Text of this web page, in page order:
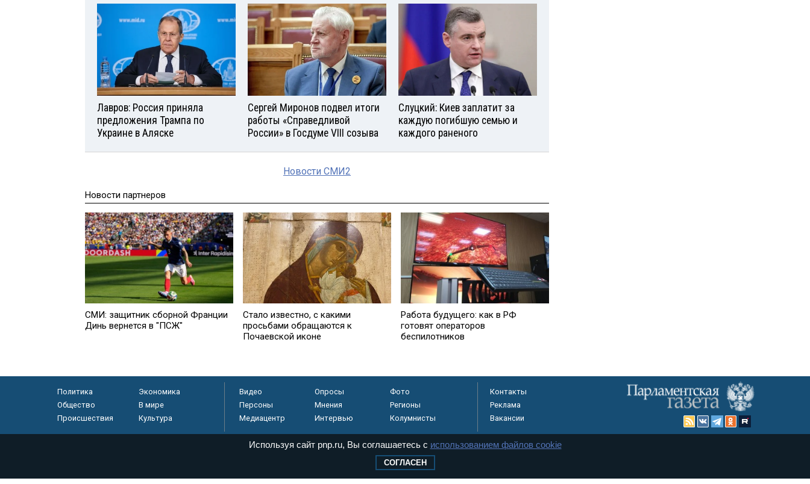
Лавров: Россия приняла
предложения Трампа по
Украине в Аляске
Сергей Миронов подвел итоги
работы «Справедливой
России» в Госдуме VIII созыва
Слуцкий: Киев заплатит за
каждую погибшую семью и
каждого раненого
Новости СМИ2
Новости партнеров
СМИ: защитник сборной Франции
Динь вернется в "ПСЖ"
Стало известно, с какими
просьбами обращаются к
Почаевской иконе
Работа будущего: как в РФ
готовят операторов
беспилотников
Политика
Экономика
Общество
В мире
Происшествия
Культура
Видео Опросы
Фото
Персоны
Мнения
Регионы
Медиацентр
Интервью Колумнисты
Контакты
Реклама
Вакансии
Федеральной службе по надзору в сфере связи, информационных технологий и
Используя сайт pnp.ru, Вы соглашаетесь с использованием файлов cookie
СОГЛАСЕН